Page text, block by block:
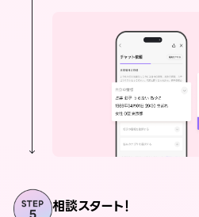
相談スタート！